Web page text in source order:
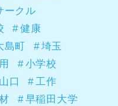
ークル
健康
島町
埼玉
小学校
山口
工作
早稲田大学